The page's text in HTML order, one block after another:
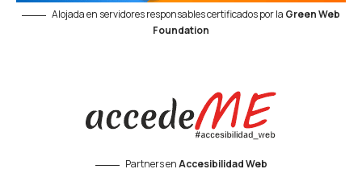
Alojada en servidores responsables certificados por la Green Web
Foundation
Partners enAccesibilidad Web